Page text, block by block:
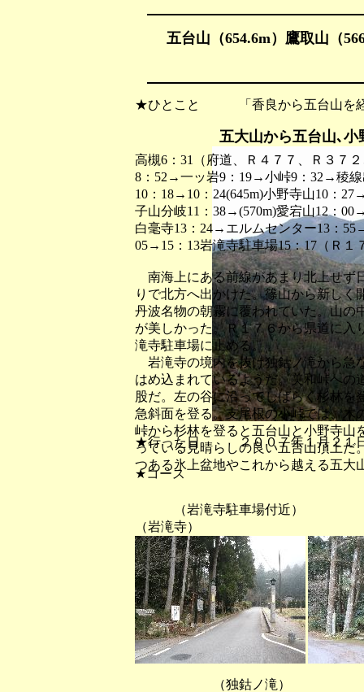
五台山（654.6m）鷹取山（
★ひとこと 「香良から五台山を経
五大山から五台山､
★行った日 ２００７年１月２
★コース
高槻6：31（府道、Ｒ４７７、Ｒ３７
8：52→一ッ岩9：19→小峠9：32→稜線
10：18→10：24(645m)小野寺山10：
子山分岐11：38→(570m)愛宕山12：
白毫寺13：24→エルムセンター13：
05→15：13岩滝寺駐車場15：17（Ｒ１
南海上にある前線があまり北上せず
りで北方へ出かけた。篠山から新し
丹波名物の朝霧に覆われていた。山の
が美しかった。Ｒ１７６から県道に入
滝寺駐車場に止める。
岩滝寺の境内を抜け独鈷ノ滝から急
はめ込まれているようだ。美和峠への
股だ。左の谷に沿ってしばらく杉林
急斜面を登る。支尾根の小峠では、木
峠から杉林を登ると五台山と小野寺山
っている見晴らしの良い五台山頂上
つある氷上盆地やこれから越える五大
（岩滝寺駐車場
（岩滝寺）
（独鈷ノ滝